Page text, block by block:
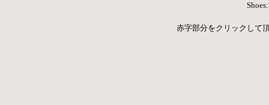
Shoes:
赤字部分をクリックして